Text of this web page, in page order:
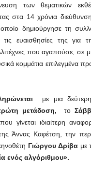
των θεματικών
στα 14 χρόνια
δημιούργησε τη
τις ευαισθησίες της για
που αγαπούσε, σε
κομμάτια επιλεγμένα
με μια
μετάδοση, το
γίνεται ιδιαίτερη
Άννας Καφέτση, την
Γιώργου Δρίβαμε
ενός αλγόριθμου».